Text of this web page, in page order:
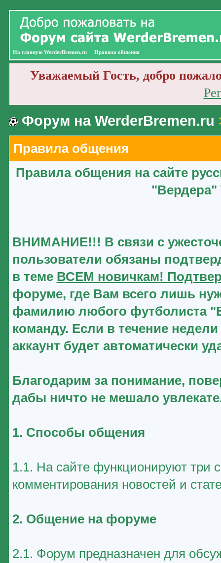
На главную WerderBremen.ru Правила общения
Уважаемый Гость, добро
Форум на WerderBremen.ru
Правила общения
Правила общения на сайте
"Вердера"
ВНИМАНИЕ!!! В связи с
пользователи обязаны
в теме ВСЕМ новичкам!
форуме, где Вам всего лишь
фамилию любого футболиста
команду. Если в течение
аккаунт будет автоматически
Благодарим за понимание,
дабы ничто не мешало
1. Способы общения
1.1. На сайте функционируют три
комментирования новостей и
2. Общение на форуме
2.1. Форум предназначен для